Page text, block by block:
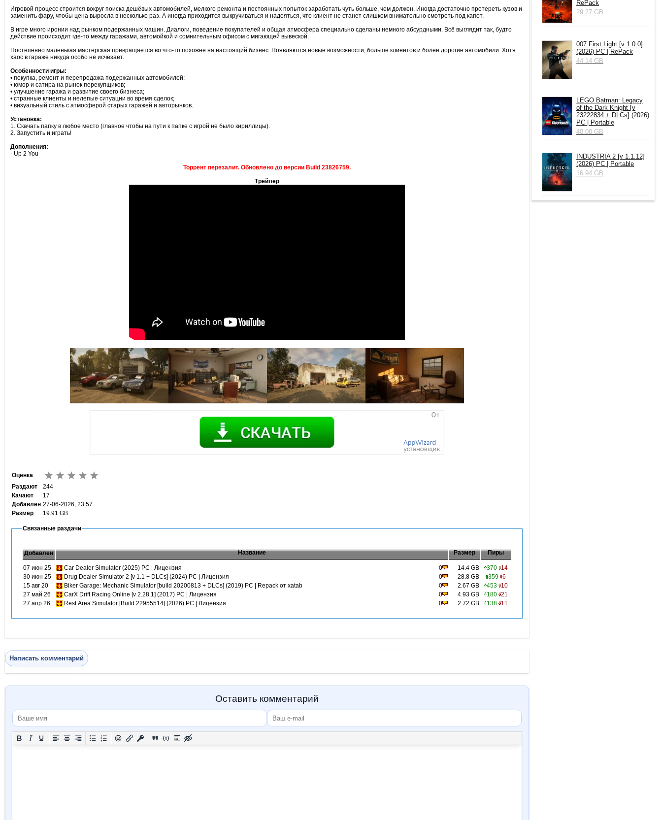
Игровой процесс строится вокруг поиска дешёвых автомобилей, мелкого ремонта и постоянных попыток заработать чуть больше, чем должен. Иногда достаточно протереть кузов и
заменить фару, чтобы цена выросла в несколько раз. А иногда приходится выкручиваться и надеяться, что клиент не станет слишком внимательно смотреть под капот.
В игре много иронии над рынком подержанных машин. Диалоги, поведение покупателей и общая атмосфера специально сделаны немного абсурдными. Всё выглядит так, будто
действие происходит где-то между гаражами, автомойкой и сомнительным офисом с мигающей вывеской.
Постепенно маленькая мастерская превращается во что-то похожее на настоящий бизнес. Появляются новые возможности, больше клиентов и более дорогие автомобили. Хотя
хаос в гараже никуда особо не исчезает.
Особенности игры:
• покупка, ремонт и перепродажа подержанных автомобилей;
• юмор и сатира на рынок перекупщиков;
• улучшение гаража и развитие своего бизнеса;
• странные клиенты и нелепые ситуации во время сделок;
• визуальный стиль с атмосферой старых гаражей и авторынков.
Установка:
1. Скачать папку в любое место (главное чтобы на пути к папке с игрой не было кириллицы).
2. Запустить и играть!
Дополнения:
- Up 2 You
Торрент перезалит. Обновлено до версии Build 23826759.
Трейлер
Оценка
Раздают
244
Качают
17
Добавлен 27-06-2026, 23:57
Размер
19.91 GB
Связанные раздачи
Добавлен Название Размер Пиры
07 июн 25 Car Dealer Simulator (2025) PC | Лицензия 0 14.4 GB 370 14
30 июн 25
Drug Dealer Simulator 2 [v 1.1 + DLCs] (2024) PC | Лицензия 0 28.8 GB 359 6
15 авг 20
Biker Garage: Mechanic Simulator [build 20200813 + DLCs] (2019) PC | Repack от xatab 0 2.67 GB 453 10
27 май 26
CarX Drift Racing Online [v 2.28.1] (2017) PC | Лицензия 0 4.93 GB 180 21
27 апр 26
Rest Area Simulator [Build 22955514] (2026) PC | Лицензия 0 2.72 GB 138 11
Написать комментарий
Оставить комментарий
RePack
29.27 GB
007 First Light [v 1.0.0]
(2026) PC | RePack
44.14 GB
LEGO Batman: Legacy
of the Dark Knight [v
23222834 + DLCs] (2026)
PC | Portable
40.00 GB
INDUSTRIA 2 [v 1.1.12]
(2026) РС | Portable
16.94 GB